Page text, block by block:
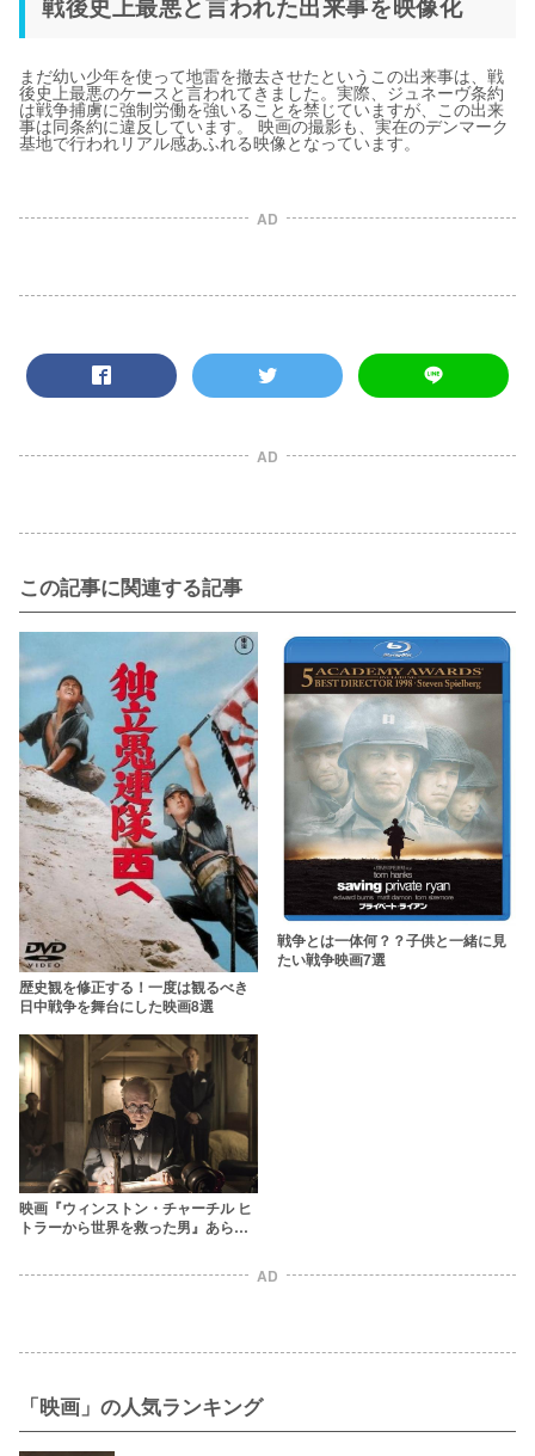
まだ幼い少年を使って地雷を撤去させたというこの出来事は、戦
後史上最悪のケースと言われてきました。実際、ジュネーヴ条約
は戦争捕虜に強制労働を強いることを禁じていますが、この出来
事は同条約に違反しています。 映画の撮影も、実在のデンマーク
基地で行われリアル感あふれる映像となっています。
AD
AD
この記事に関連する記事
歴史観を修正する！一度は観るべき
日中戦争を舞台にした映画8選
戦争とは一体何？？子供と一緒に見
たい戦争映画7選
映画『ウィンストン・チャーチル ヒ
トラーから世界を救った男』あらす
AD
「映画」の人気ランキング